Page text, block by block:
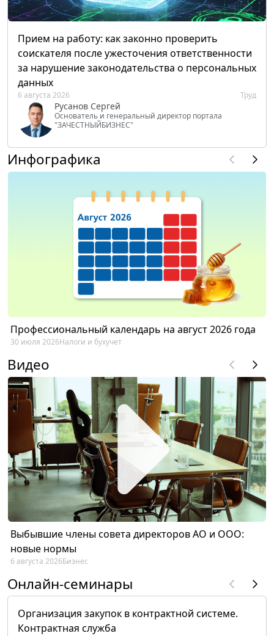
Прием на работу: как законно проверить
соискателя после ужесточения ответственности
за нарушение законодательства о персональных
данных
6 августа 2026 Труд
Русанов Сергей
Основатель и генеральный директор портала
"ЗАЧЕСТНЫЙБИЗНЕС"
Инфографика
Профессиональный календарь на август 2026 года
30 июля 2026Налоги и бухучет
Видео
Выбывшие члены совета директоров АО и ООО:
новые нормы
6 августа 2026Бизнес
Онлайн-семинары
Организация закупок в контрактной системе.
Контрактная служба